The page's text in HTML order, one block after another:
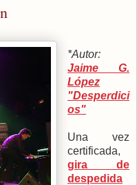
*Autor:
Jaime G.
López
"Desperdici
os"
Una vez
certificada,
gira de
despedida